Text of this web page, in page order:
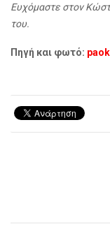
Ευχόμαστε στον
του.
Πηγή και φωτό: